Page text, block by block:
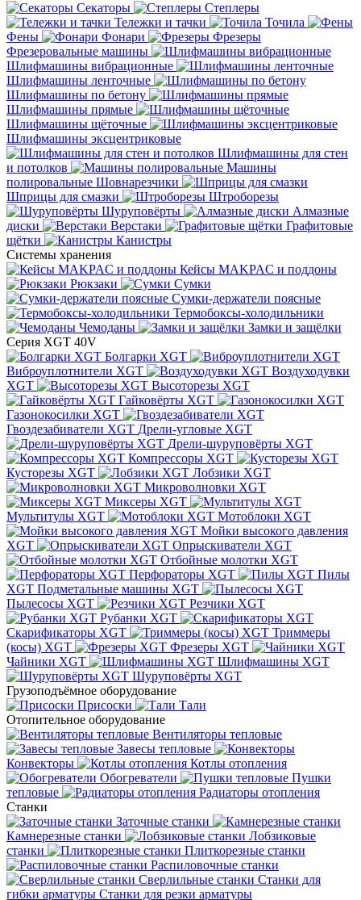
Секаторы
Степлеры
Тележки и тачки
Точила
Фены
Фонари
Фрезеры
Фрезеровальные машины
Шлифмашины вибрационные
Шлифмашины ленточные
Шлифмашины по бетону
Шлифмашины прямые
Шлифмашины щёточные
Шлифмашины эксцентриковые
Шлифмашины для стен
и потолков
Машины
полировальные Шовнарезчики
Шприцы для смазки
Штроборезы
Шуруповёрты
Алмазные
диски
Верстаки
Графитовые
щётки
Канистры
Системы хранения
Кейсы MAKPAC и поддоны
Рюкзаки
Сумки
Сумки-держатели поясные
Термобоксы-холодильники
Чемоданы
Замки и защёлки
Серия XGT 40V
Болгарки XGT
Виброуплотнители XGT
Воздуходувки
XGT
Высоторезы XGT
Гайковёрты XGT
Газонокосилки XGT
Гвоздезабиватели XGT Дрели-угловые XGT
Дрели-шуруповёрты XGT
Компрессоры XGT
Кусторезы XGT
Лобзики XGT
Микроволновки XGT
Миксеры XGT
Мультитулы XGT
Мотоблоки XGT
Мойки высокого давления
XGT
Опрыскиватели XGT
Отбойные молотки XGT
Перфораторы XGT
Пилы
XGT Подметальные машины XGT
Пылесосы XGT
Резчики XGT
Рубанки XGT
Скарификаторы XGT
Триммеры
(косы) XGT
Фрезеры XGT
Чайники XGT
Шлифмашины XGT
Шуруповёрты XGT
Грузоподъёмное оборудование
Присоски
Тали
Отопительное оборудование
Вентиляторы тепловые
Завесы тепловые
Конвекторы
Котлы отопления
Обогреватели
Пушки
тепловые
Радиаторы отопления
Станки
Заточные станки
Камнерезные станки
Лобзиковые
станки
Плиткорезные станки
Распиловочные станки
Сверлильные станки Станки для
гибки арматуры Станки для резки арматуры